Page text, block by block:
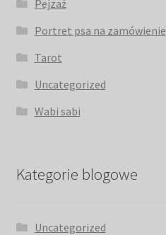
Pejzaż
Portret psa na zamówienie
Tarot
Uncategorized
Wabi sabi
Kategorie blogowe
Uncategorized